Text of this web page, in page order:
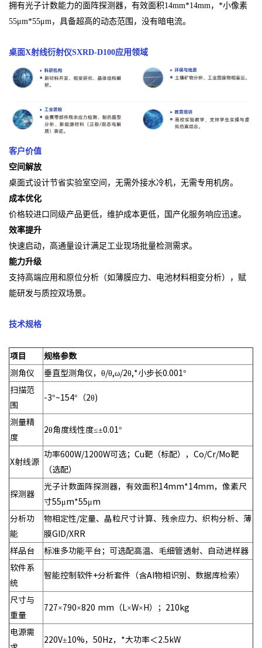
拥有光子计数能力的面阵探测器，有效面积14mm*14mm，*小像素
55μm*55μm，具备超高的动态范围，没有暗电流。
桌面X射线衍射仪SXRD-D100应用领域
客户价值
空间解放
桌面式设计节省实验室空间，无需外接水冷机，无需专用机房。
成本优化
价格较进口同级产品更低，维护成本更低，国产化服务响应迅速。
效率提升
快速启动，高通量设计满足工业现场批量检测需求。
能力升级
支持高端应用和原位分析（如薄膜应力、电池材料相变分析），赋
能研发与质控双场景。
技术规格
项目 规格参数
测角仪 垂直型测角仪，θ/θ,ω/2θ,*小步长0.001°
扫描范
围
-3°~154°（2θ)
测量精
度
2θ角度线性度≤±0.01°
X射线源
功率600W/1200W可选；Cu靶（标配），Co/Cr/Mo靶
（选配）
探测器
光子计数面阵探测器，有效面积14mm*14mm，像素尺
寸55μm*55μm
分析功
能
物相定性/定量、晶粒尺寸计算、残余应力、织构分析、薄
膜GID/XRR
样品台 标准多功能平台；可选配高温、毛细管透射、自动进样器
软件系
统
智能控制软件+分析套件（含AI物相识别、数据库检索）
尺寸与
重量
727×790×820 mm（L×W×H）；210kg
电源需
220V±10%，50Hz，*大功率＜2.5kW